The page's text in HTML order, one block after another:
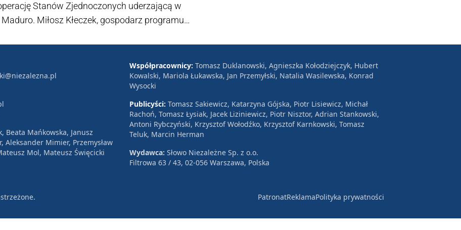
Stanów Zjednoczonych uderzającą w
Miłosz Kłeczek, gospodarz programu
Beata Mańkowska, Janusz
Aleksander Mimier, Przemysław
Mol, Mateusz Święcicki
Współpracownicy: Tomasz Duklanowski, Agnieszka Kołodziejczyk, Hubert
Kowalski, Mariola Łukawska, Jan Przemyłski, Natalia Wasilewska, Konrad
Wysocki
Publicyści: Tomasz Sakiewicz, Katarzyna Gójska, Piotr Lisiewicz, Michał
Rachoń, Tomasz Łysiak, Jacek Liziniewicz, Piotr Nisztor, Adrian Stankowski,
Antoni Rybczyński, Krzysztof Wołodźko, Krzysztof Karnkowski, Tomasz
Teluk, Marcin Herman
Wydawca: Słowo Niezależne Sp. z o.o.
Filtrowa 63 / 43, 02-056 Warszawa, Polska
PatronatReklamaPolityka prywatności